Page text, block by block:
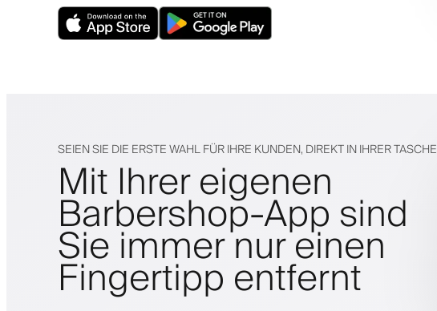
SEIEN SIE DIE ERSTE WAHL FÜR IHRE KUNDEN, DIREKT IN IHRER TASCHE
Mit Ihrer eigenen
Barbershop-App sind
Sie immer nur einen
Fingertipp entfernt